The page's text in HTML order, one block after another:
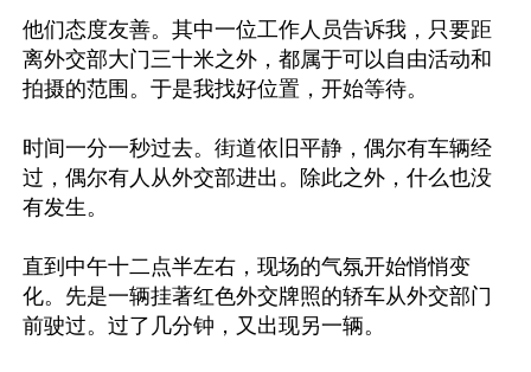
他们态度友善。其中一位工作人员告诉我，只要距
离外交部大门三十米之外，都属于可以自由活动和
拍摄的范围。于是我找好位置，开始等待。
时间一分一秒过去。街道依旧平静，偶尔有车辆经
过，偶尔有人从外交部进出。除此之外，什么也没
有发生。
直到中午十二点半左右，现场的气氛开始悄悄变
化。先是一辆挂著红色外交牌照的轿车从外交部门
前驶过。过了几分钟，又出现另一辆。